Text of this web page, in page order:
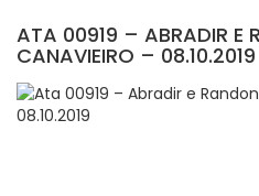
ATA 00919 – ABRADIR E
CANAVIEIRO – 08.10.2019